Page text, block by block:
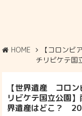
HOME
【コロンビ
チリビケテ国
【世界遺産 コロ
リビケテ国立公園
界遺産はどこ？